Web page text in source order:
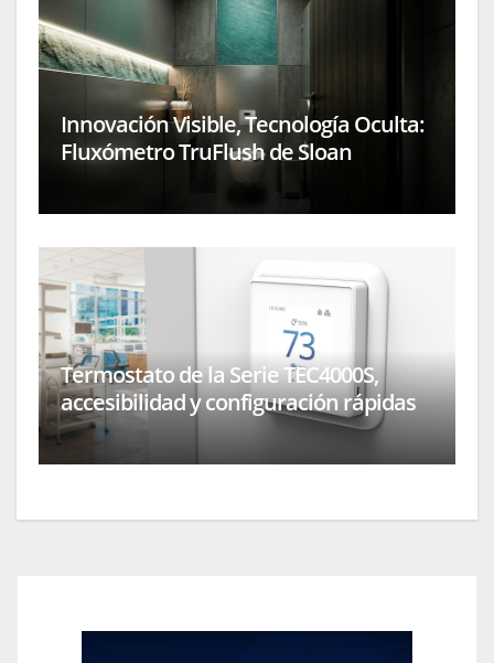
Innovación Visible, Tecnología Oculta:
Fluxómetro TruFlush de Sloan
Termostato de la Serie TEC4000S,
accesibilidad y configuración rápidas